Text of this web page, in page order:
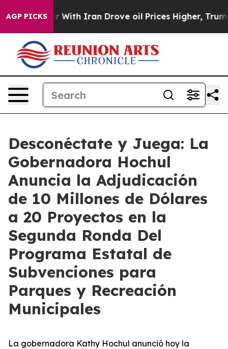
AGP PICKS
Iran Drove oil Prices Higher, Trump Gave
Desconéctate y Juega: La
Gobernadora Hochul
Anuncia la Adjudicación
de 10 Millones de Dólares
a 20 Proyectos en la
Segunda Ronda Del
Programa Estatal de
Subvenciones para
Parques y Recreación
Municipales
La gobernadora Kathy Hochul anunció hoy la